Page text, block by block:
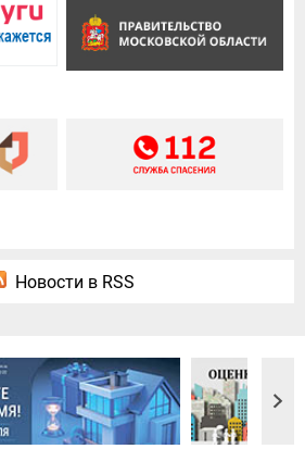
Новости в RSS